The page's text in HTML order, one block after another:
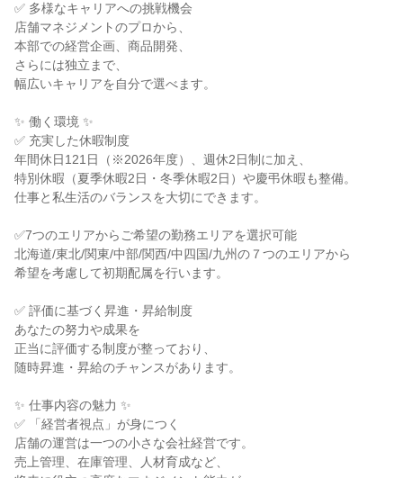
✅ 多様なキャリアへの挑戦機会
店舗マネジメントのプロから、
本部での経営企画、商品開発、
さらには独立まで、
幅広いキャリアを自分で選べます。
✨ 働く環境 ✨
✅ 充実した休暇制度
年間休日121日（※2026年度）、週休2日制に加え、
特別休暇（夏季休暇2日・冬季休暇2日）や慶弔休暇も整備。
仕事と私生活のバランスを大切にできます。
✅7つのエリアからご希望の勤務エリアを選択可能
北海道/東北/関東/中部/関西/中四国/九州の７つのエリアから
希望を考慮して初期配属を行います。
✅ 評価に基づく昇進・昇給制度
あなたの努力や成果を
正当に評価する制度が整っており、
随時昇進・昇給のチャンスがあります。
✨ 仕事内容の魅力 ✨
✅ 「経営者視点」が身につく
店舗の運営は一つの小さな会社経営です。
売上管理、在庫管理、人材育成など、